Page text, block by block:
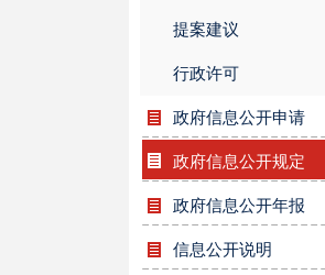
提案建议
行政许可
政府信息公开申请
政府信息公开规定
政府信息公开年报
信息公开说明